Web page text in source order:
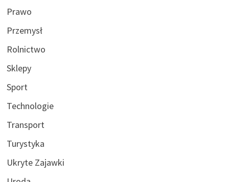
Prawo
Przemysł
Rolnictwo
Sklepy
Sport
Technologie
Transport
Turystyka
Ukryte Zajawki